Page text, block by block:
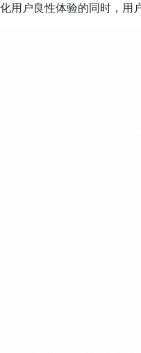
化用户良性体验的同时，用